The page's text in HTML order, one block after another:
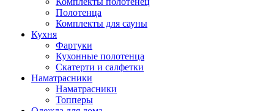
Полотенца
Комплекты для сауны
Кухня
Фартуки
Кухонные полотенца
Скатерти и салфетки
Наматрасники
Наматрасники
Топперы